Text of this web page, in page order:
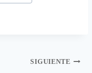
SIGUIENTE